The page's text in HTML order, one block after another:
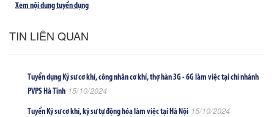
Xem nội dung tuyển dụng
TIN LIÊN QUAN
Tuyển dụng Kỹ sư cơ khí, công nhân cơ khí, thợ hàn 3G - 6G làm việc tại chi nhánh
PVPS Hà Tĩnh 15/10/2024
Tuyển Kỹ sư cơ khí, kỹ sư tự động hóa làm việc tại Hà Nội 15/10/2024